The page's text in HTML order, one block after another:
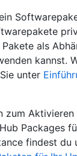
als
kannst.
unter
zum Aktivieren
Packages
findest du